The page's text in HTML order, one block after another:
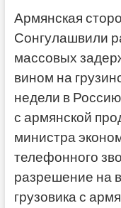
Армянская
Сонгулашвили
массовых
вином на
недели в
с армянской
министра
телефонного
разрешение на
грузовика с